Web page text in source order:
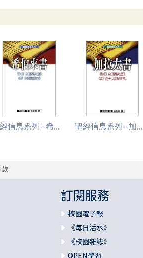
信息系列--希... 聖經信息系列--加...
訂閱服務
校園電子報
《每日活水》
《校園雜誌》
OPEN學習